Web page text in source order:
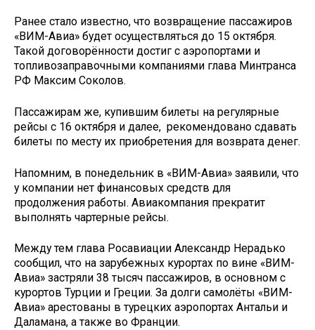
Ранее стало известно, что возвращение пассажиров
«ВИМ-Авиа» будет осуществляться до 15 октября.
Такой договорённости достиг с аэропортами и
топливозаправочными компаниями глава Минтранса
РФ Максим Соколов.
Пассажирам же, купившим билеты на регулярные
рейсы с 16 октября и далее, рекомендовано сдавать
билеты по месту их приобретения для возврата денег.
Напомним, в понедельник в «ВИМ-Авиа» заявили, что
у компании нет финансовых средств для
продолжения работы. Авиакомпания прекратит
выполнять чартерные рейсы.
Между тем глава Росавиации Александр Нерадько
сообщил, что на зарубежных курортах по вине «ВИМ-
Авиа» застряли 38 тысяч пассажиров, в основном с
курортов Турции и Греции. За долги самолёты «ВИМ-
Авиа» арестованы в турецких аэропортах Антальи и
Даламана, а также во Франции.